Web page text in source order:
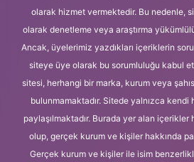
olarak hizmet vermektedir. Bu nedenle,
olarak denetleme veya araştırma
Ancak, üyelerimiz yazdıkları içeriklerin
siteye üye olarak bu sorumluluğu kabul
sitesi, herhangi bir marka, kurum veya
bulunmamaktadır. Sitede yalnızca kendi
paylaşılmaktadır. Burada yer alan içerikler
olup, gerçek kurum ve kişiler hakkında
Gerçek kurum ve kişiler ile isim